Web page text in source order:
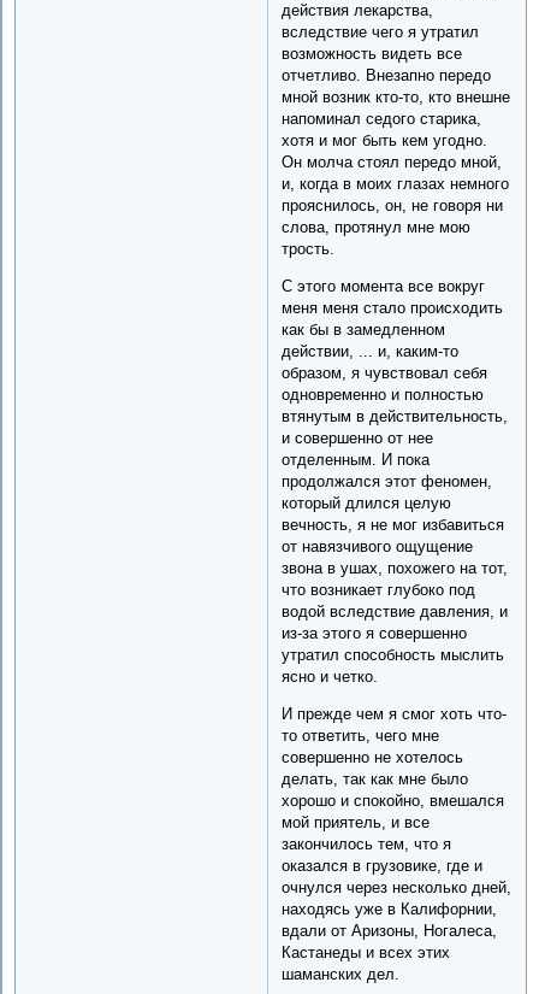
действия лекарства,
вследствие чего я утратил
возможность видеть все
отчетливо. Внезапно передо
мной возник кто-то, кто внешне
напоминал седого старика,
хотя и мог быть кем угодно.
Он молча стоял передо мной,
и, когда в моих глазах немного
прояснилось, он, не говоря ни
слова, протянул мне мою
трость.
С этого момента все вокруг
меня меня стало происходить
как бы в замедленном
действии, ... и, каким-то
образом, я чувствовал себя
одновременно и полностью
втянутым в действительность,
и совершенно от нее
отделенным. И пока
продолжался этот феномен,
который длился целую
вечность, я не мог избавиться
от навязчивого ощущение
звона в ушах, похожего на тот,
что возникает глубоко под
водой вследствие давления, и
из-за этого я совершенно
утратил способность мыслить
ясно и четко.
И прежде чем я смог хоть что-
то ответить, чего мне
совершенно не хотелось
делать, так как мне было
хорошо и спокойно, вмешался
мой приятель, и все
закончилось тем, что я
оказался в грузовике, где и
очнулся через несколько дней,
находясь уже в Калифорнии,
вдали от Аризоны, Ногалеса,
Кастанеды и всех этих
шаманских дел.